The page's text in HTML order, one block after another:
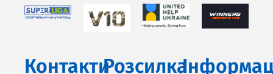
КонтактиРозсилка